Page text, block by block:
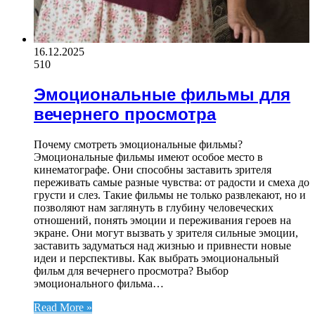
16.12.2025
510
Эмоциональные фильмы для
вечернего просмотра
Почему смотреть эмоциональные фильмы?
Эмоциональные фильмы имеют особое место в
кинематографе. Они способны заставить зрителя
переживать самые разные чувства: от радости и смеха до
грусти и слез. Такие фильмы не только развлекают, но и
позволяют нам заглянуть в глубину человеческих
отношений, понять эмоции и переживания героев на
экране. Они могут вызвать у зрителя сильные эмоции,
заставить задуматься над жизнью и привнести новые
идеи и перспективы. Как выбрать эмоциональный
фильм для вечернего просмотра? Выбор
эмоционального фильма…
Read More »